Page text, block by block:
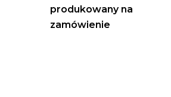
produkowany na
zamówienie